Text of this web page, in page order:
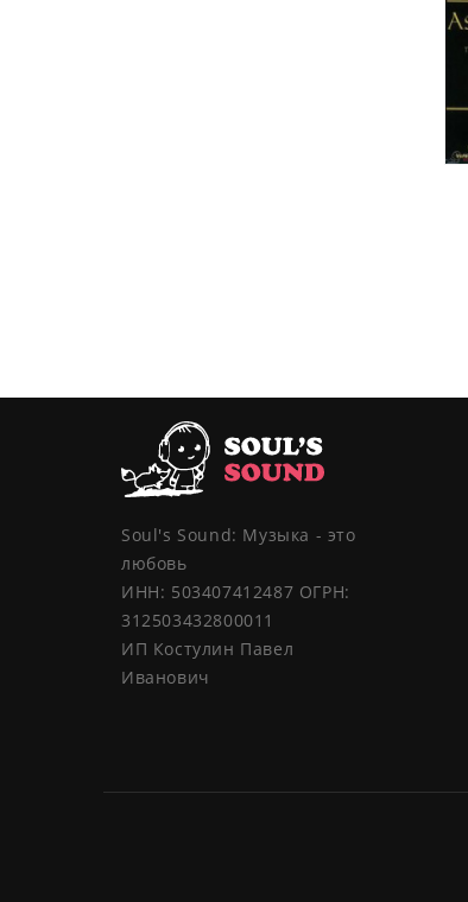
Soul's Sound: Музыка - это
любовь
ИНН: 503407412487 ОГРН:
312503432800011
ИП Костулин Павел
Иванович